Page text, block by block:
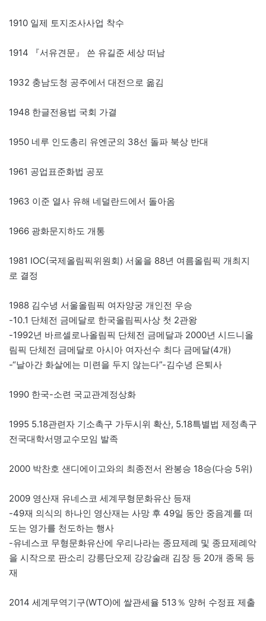
1910 일제 토지조사사업 착수
1914 『서유견문』 쓴 유길준 세상 떠남
1932 충남도청 공주에서 대전으로 옮김
1948 한글전용법 국회 가결
1950 네루 인도총리 유엔군의 38선 돌파 북상 반대
1961 공업표준화법 공포
1963 이준 열사 유해 네덜란드에서 돌아옴
1966 광화문지하도 개통
1981 IOC(국제올림픽위원회) 서울을 88년 여름올림픽 개최지
로 결정
1988 김수녕 서울올림픽 여자양궁 개인전 우승
-10.1 단체전 금메달로 한국올림픽사상 첫 2관왕
-1992년 바르셀로나올림픽 단체전 금메달과 2000년 시드니올
림픽 단체전 금메달로 아시아 여자선수 최다 금메달(4개)
-“날아간 화살에는 미련을 두지 않는다”-김수녕 은퇴사
1990 한국-소련 국교관계정상화
1995 5.18관련자 기소촉구 가두시위 확산, 5.18특별법 제정촉구
전국대학서명교수모임 발족
2000 박찬호 샌디에이고와의 최종전서 완봉승 18승(다승 5위)
2009 영산재 유네스코 세계무형문화유산 등재
-49재 의식의 하나인 영산재는 사망 후 49일 동안 중음계를 떠
도는 영가를 천도하는 행사
-유네스코 무형문화유산에 우리나라는 종묘제례 및 종묘제례악
을 시작으로 판소리 강릉단오제 강강술래 김장 등 20개 종목 등
재
2014 세계무역기구(WTO)에 쌀관세율 513％ 양허 수정표 제출